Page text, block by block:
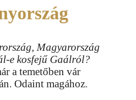
Magyarország
e kosfejű Gaálról?
a temetőben vár
Odaint magához.